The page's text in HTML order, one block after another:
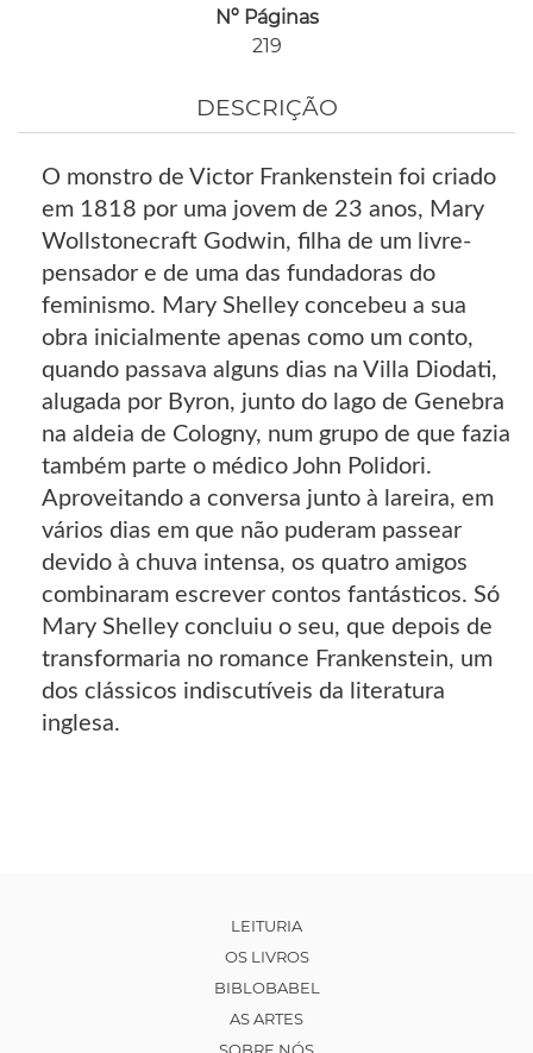
Nº Páginas
219
DESCRIÇÃO
O monstro de Victor Frankenstein foi criado
em 1818 por uma jovem de 23 anos, Mary
Wollstonecraft Godwin, filha de um livre-
pensador e de uma das fundadoras do
feminismo. Mary Shelley concebeu a sua
obra inicialmente apenas como um conto,
quando passava alguns dias na Villa Diodati,
alugada por Byron, junto do lago de Genebra
na aldeia de Cologny, num grupo de que fazia
também parte o médico John Polidori.
Aproveitando a conversa junto à lareira, em
vários dias em que não puderam passear
devido à chuva intensa, os quatro amigos
combinaram escrever contos fantásticos. Só
Mary Shelley concluiu o seu, que depois de
transformaria no romance Frankenstein, um
dos clássicos indiscutíveis da literatura
inglesa.
LEITURIA
OS LIVROS
BIBLOBABEL
AS ARTES